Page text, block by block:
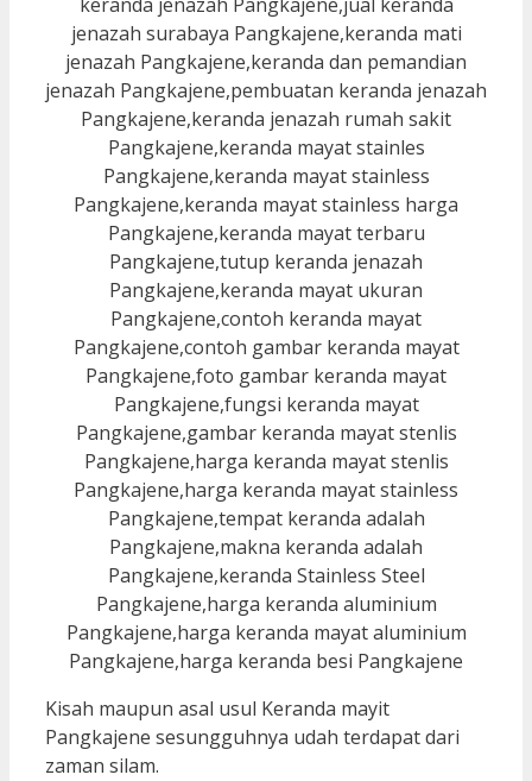
Kisah maupun asal usul Keranda mayit
Pangkajene sesungguhnya udah terdapat dari
zaman silam.